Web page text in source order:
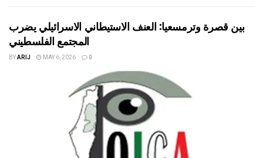
بين قصرة وترمسعيا: العنف الاستيطاني الاسرائيلي يضرب
المجتمع الفلسطيني
BYARIJ MAY 6, 2026 0